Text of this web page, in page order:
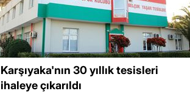
Karşıyaka'nın 30 yıllık tesisleri
ihaleye çıkarıldı